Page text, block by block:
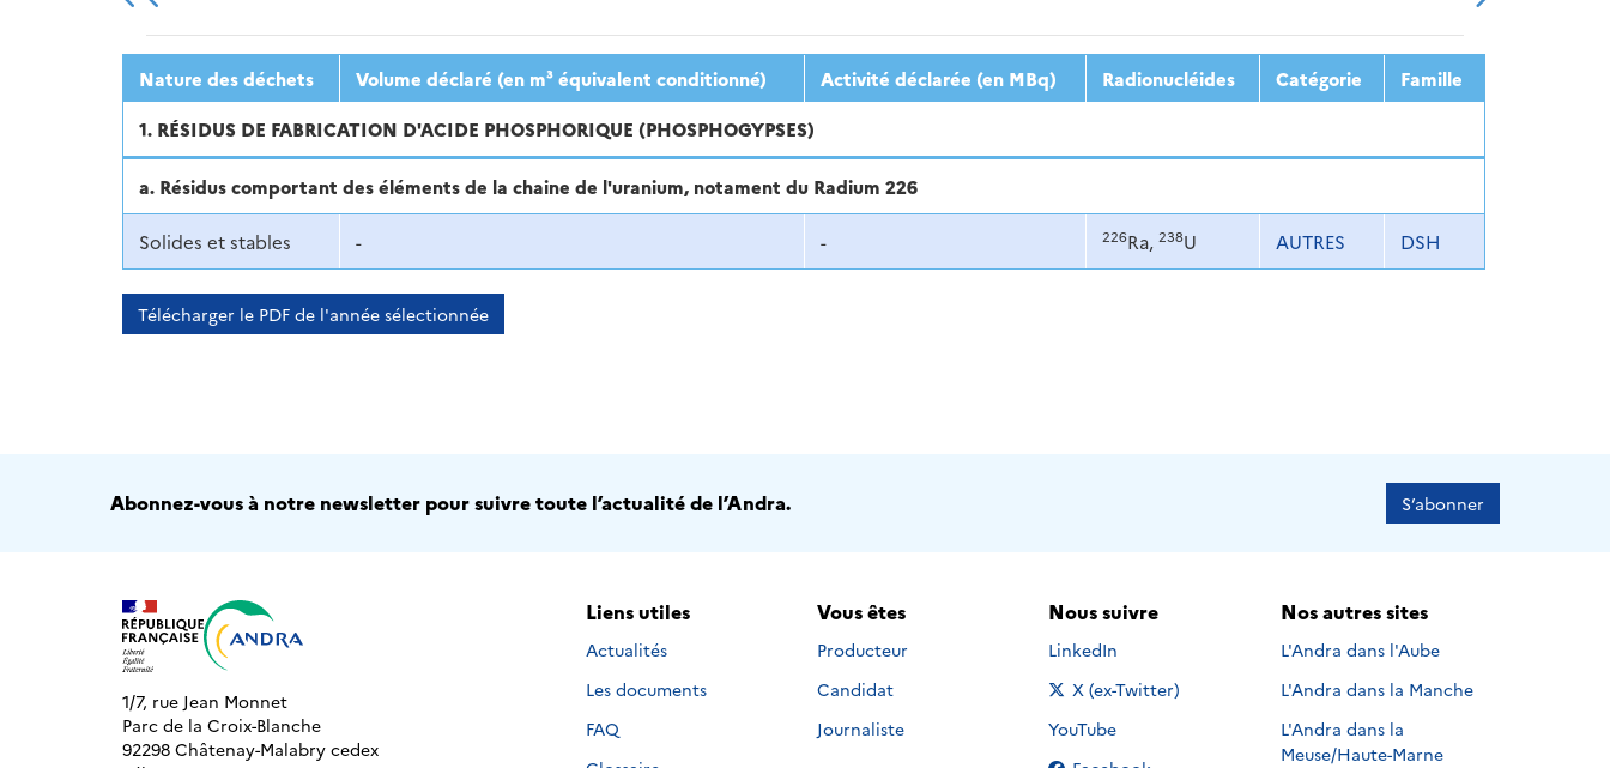
2013 2014 2015 2016 2017 2018 2019 2020 2021 2022 2023
Nature des déchets Volume déclaré (en m³ équivalent conditionné) Activité déclarée (en MBq) Radionucléides Catégorie
Famille
1. RÉSIDUS DE FABRICATION D'ACIDE PHOSPHORIQUE (PHOSPHOGYPSES)
a. Résidus comportant des éléments de la chaine de l'uranium, notament du Radium 226
Solides et stables - - 226Ra, 238U AUTRES DSH
Télécharger le PDF de l'année sélectionnée
Abonnez-vous à notre newsletter pour suivre toute l’actualité de l’Andra. S’abonner
1/7, rue Jean Monnet
Parc de la Croix-Blanche
92298 Châtenay-Malabry cedex
Liens utiles
Actualités
Les documents
FAQ
Vous êtes
Producteur
Candidat
Journaliste
Nous suivre
Nous suivre sur
LinkedIn
Nous suivre sur
X (ex-Twitter)
Nous suivre sur
YouTube
Nos autres sites
L'Andra dans l'Aube
L'Andra dans la Manche
L'Andra dans la
Meuse/Haute-Marne